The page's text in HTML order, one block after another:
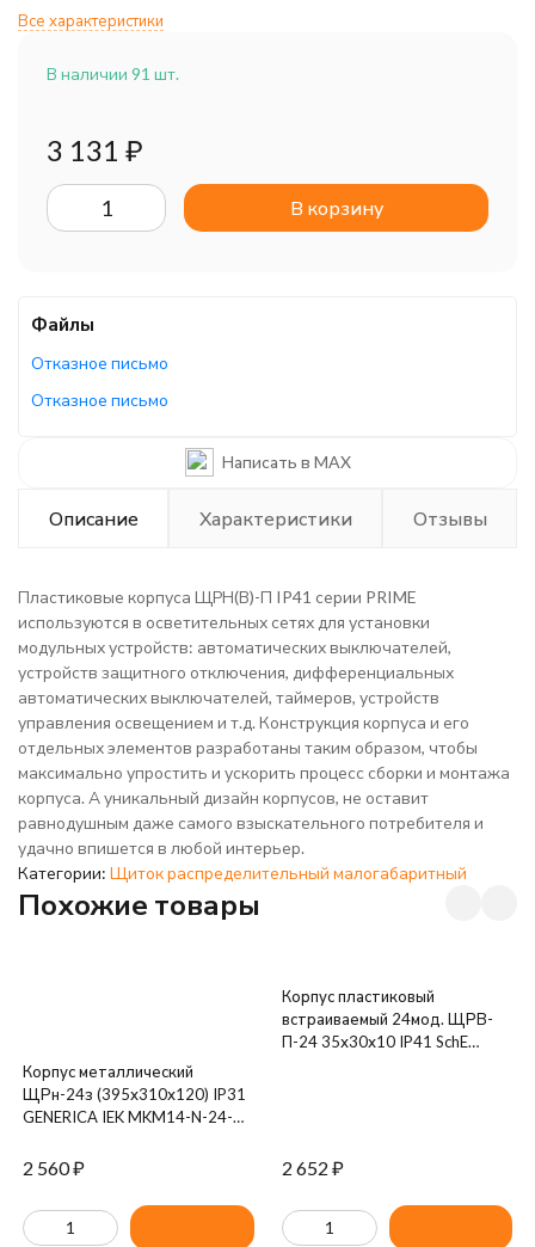
Все характеристики
В наличии 91 шт.
3 131 ₽
В корзину
Файлы
Отказное письмо
Отказное письмо
Написать в MAX
Описание Характеристики Отзывы
Пластиковые корпуса ЩРН(В)-П IP41 серии PRIME
используются в осветительных сетях для установки
модульных устройств: автоматических выключателей,
устройств защитного отключения, дифференциальных
автоматических выключателей, таймеров, устройств
управления освещением и т.д. Конструкция корпуса и его
отдельных элементов разработаны таким образом, чтобы
максимально упростить и ускорить процесс сборки и монтажа
корпуса. А уникальный дизайн корпусов, не оставит
равнодушным даже самого взыскательного потребителя и
удачно впишется в любой интерьер.
Категории: Щиток распределительный малогабаритный
Похожие товары
Корпус металлический
ЩРн-24з (395х310х120) IP31
GENERICA IEK MKM14-N-24-
2 560₽
Корпус пластиковый
встраиваемый 24мод. ЩРВ-
П-24 35х30х10 IP41 SchE
2 652 ₽